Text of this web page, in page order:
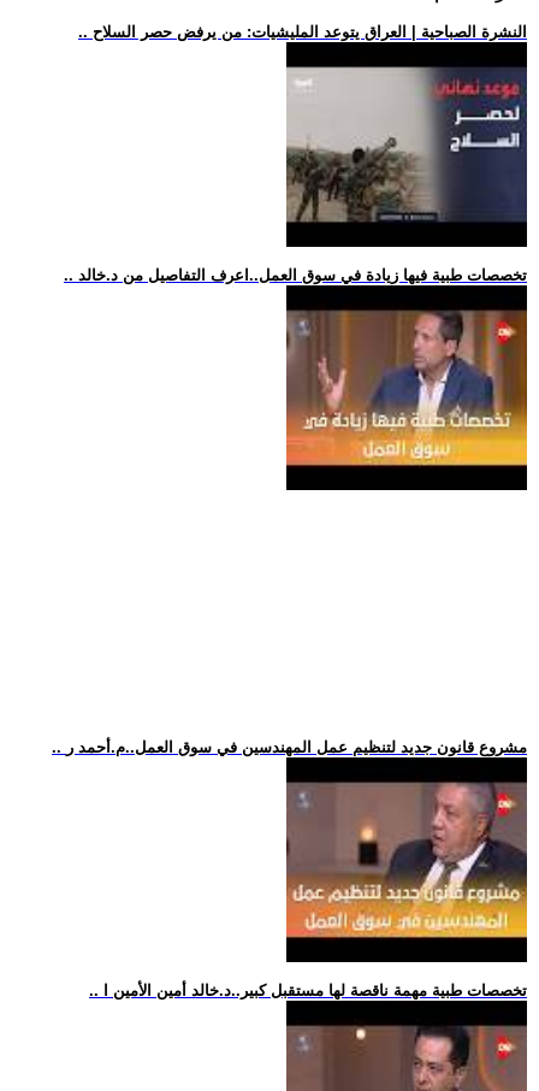
.. النشرة الصباحية | العراق يتوعد المليشيات: من يرفض حصر السلاح
.. تخصصات طبية فيها زيادة في سوق العمل..اعرف التفاصيل من د.خالد
.. مشروع قانون جديد لتنظيم عمل المهندسين في سوق العمل..م.أحمد ر
.. تخصصات طبية مهمة ناقصة لها مستقبل كبير..د.خالد أمين الأمين ا